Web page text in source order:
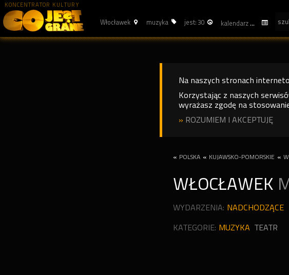
KONCENTRATOR KULTURY
Włocławek muzyka jest: 30 kalendarz
Na naszych stronach
Korzystając z naszych
wyrażasz zgodę na
» ROZUMIEM I AKCEPTUJĘ
« POLSKA « KUJAWSKO-POMORSKIE «
WŁOCŁAWEK
WYDARZENIA: NADCHODZĄCE
KATEGORIE: MUZYKA TEATR